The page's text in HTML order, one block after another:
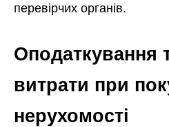
перевірчих органів.
Оподаткування
витрати при
нерухомості